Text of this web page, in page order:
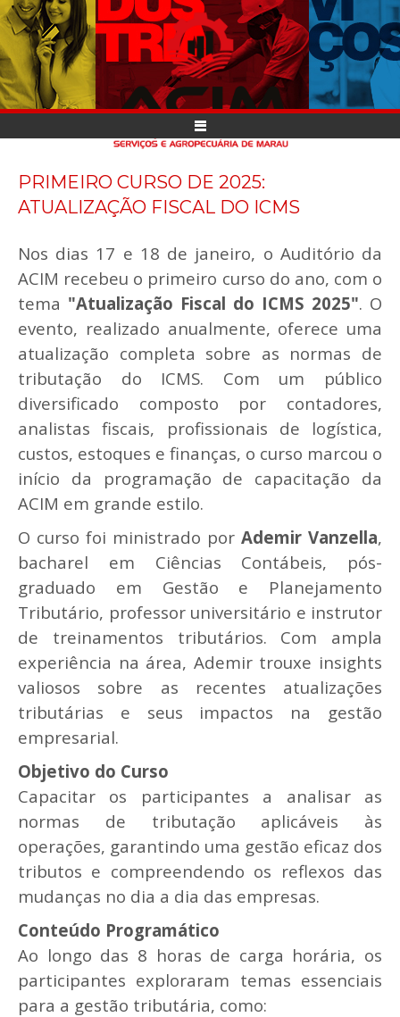
PRIMEIRO CURSO DE 2025:
ATUALIZAÇÃO FISCAL DO ICMS
Nos dias 17 e 18 de janeiro, o Auditório da
ACIM recebeu o primeiro curso do ano, com o
tema "Atualização Fiscal do ICMS 2025". O
evento, realizado anualmente, oferece uma
atualização completa sobre as normas de
tributação do ICMS. Com um público
diversificado composto por contadores,
analistas fiscais, profissionais de logística,
custos, estoques e finanças, o curso marcou o
início da programação de capacitação da
ACIM em grande estilo.
O curso foi ministrado por Ademir Vanzella,
bacharel em Ciências Contábeis, pós-
graduado em Gestão e Planejamento
Tributário, professor universitário e instrutor
de treinamentos tributários. Com ampla
experiência na área, Ademir trouxe insights
valiosos sobre as recentes atualizações
tributárias e seus impactos na gestão
empresarial.
Objetivo do Curso
Capacitar os participantes a analisar as
normas de tributação aplicáveis às
operações, garantindo uma gestão eficaz dos
tributos e compreendendo os reflexos das
mudanças no dia a dia das empresas.
Conteúdo Programático
Ao longo das 8 horas de carga horária, os
participantes exploraram temas essenciais
para a gestão tributária, como: